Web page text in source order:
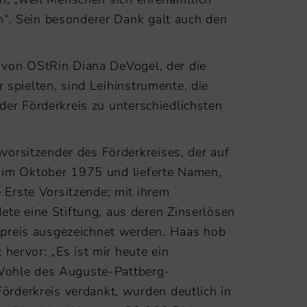
Sein besonderer Dank galt auch den
OStRin Diana DeVogel, der die
spielten, sind Leihinstrumente, die
Förderkreis zu unterschiedlichsten
des Förderkreises, der auf
Oktober 1975 und lieferte Namen,
Vorsitzende; mit ihrem
eine Stiftung, aus deren Zinserlösen
ausgezeichnet werden. Haas hob
„Es ist mir heute ein
des Auguste-Pattberg-
verdankt, wurden deutlich in